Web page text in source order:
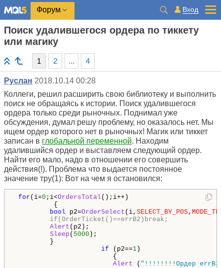
Форум Вход
Поиск удалившегося ордера по тиккету
или магику
1 2 ... 4
Руслан 2018.10.14 00:28
Коллеги, решил расширить свою библиотеку и выполнить
поиск не обращаясь к истории. Поиск удалившегося
ордера только среди рыночных. Поднимал уже
обсуждения, думал решу проблему, но оказалось нет. Мы
ищем ордер которого нет в рыночных! Магик или тиккет
записан в глобальной переменной. Находим
удалившийся ордер и выcтавляем следующий ордер.
Найти его мало, надо в отношении его совершить
действия(!). Проблема что выдается постоянное
значение тру(1): Вот на чем я остановился:
for (i=0 ;i<OrdersTotal ();i++)
{
bool p2=OrderSelect (i, SELECT_BY_POS,
if(OrderTicket()==errB2)break;
Alert (p2);
Sleep ( 5000 );
}
if (p2==1 )
{
Alert ( "!!!!!!!!Ордер errB2